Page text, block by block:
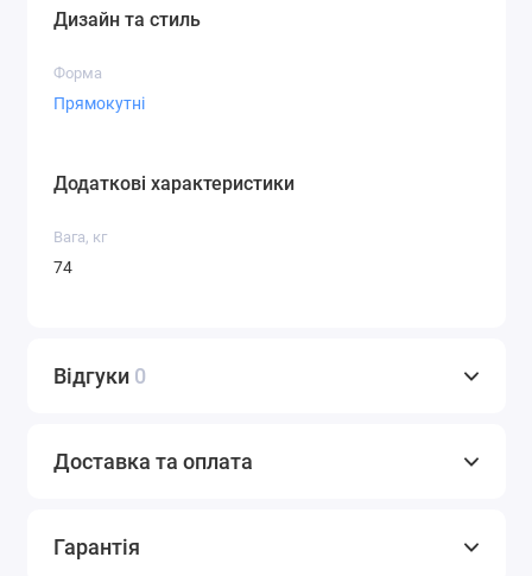
Дизайн та стиль
Форма
Прямокутні
Додаткові характеристики
Вага, кг
74
Відгуки 0
Доставка та оплата
Гарантія